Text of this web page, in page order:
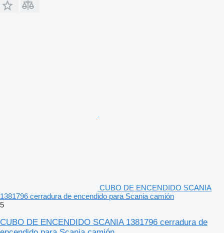
CUBO DE ENCENDIDO SCANIA
1381796 cerradura de encendido para Scania camión
5
CUBO DE ENCENDIDO SCANIA 1381796 cerradura de